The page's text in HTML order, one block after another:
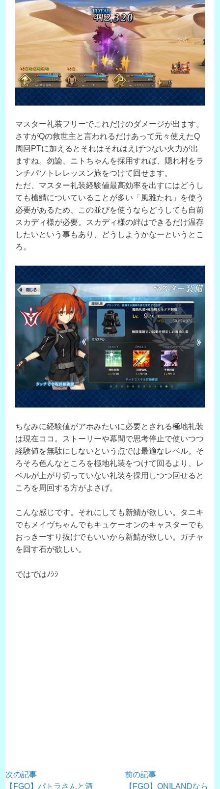
マスター礼装フリーでこれだけのダメージが出ます。
さすがQの救世主と言われるだけあって元々使えたQ
周回PTに加えるとそれはそれはえげつない火力が出
ますね。勿論、ニトちゃんを採用すれば、隠れ村をラ
ンチパソトレレッスン旅をつけて回せます。
ただ、マスター礼装経験値最高効率を出すにはどうし
ても槍鯖についていることが多い「風雅たれ」を使う
必要があるため、この並びを使うならどうしても自前
スカディ様が必要。スカディ様の絆はできるだけ温存
したいという事もあり、どうしようかなーというとこ
ろ。
ちなみに経験値がアホみたいに必要とされる極地礼装
は現在ココ。ストーリーや幕間で思考停止で使いつつ
経験値を無駄にしないという点では最適なレベル。そ
ろそろ色んなところを極地礼装をつけて回るより、レ
ベルが上がり切っていない礼装を採用しつつ回せると
ころを周回する方がよさげ。
こんな感じです。それにしても新鯖が欲しい。タニキ
でもメイヴちゃんでもキュケーオンのキャスターでも
おっきーすり抜けでもいいから新鯖が欲しい。ガチャ
を回す石が欲しい。
ではではﾉｼｼ
前の記事
【FGO】ONILANDなら
次の記事
【FGO】パトラさんと酒